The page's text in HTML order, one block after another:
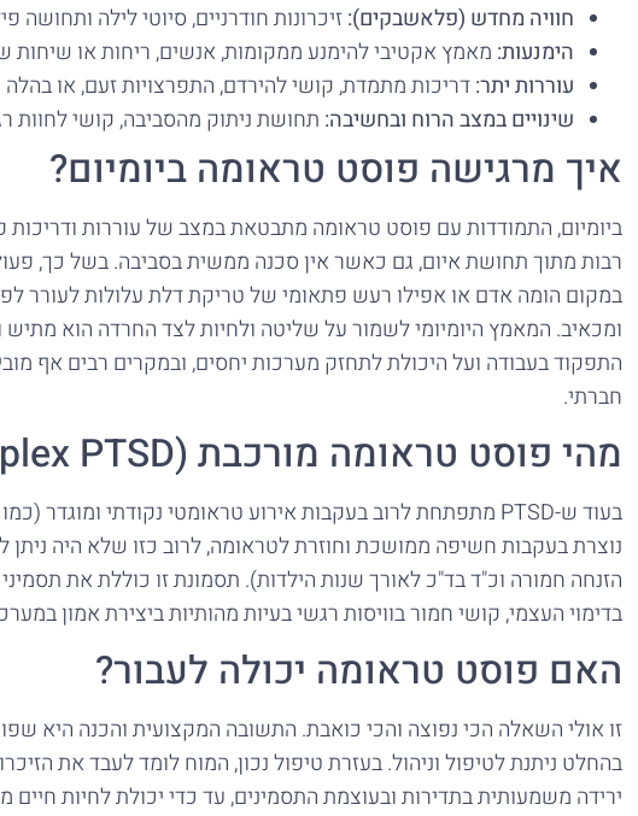
חוויה מחדש (פלאשבקים):זיכרונות חודרניים, סיוטי לילה ותחושה
הימנעות: מאמץ אקטיבי להימנע ממקומות, אנשים, ריחות או שיחות
עוררות יתר:דריכות מתמדת, קושי להירדם, התפרצויות זעם, או
שינויים במצב הרוח ובחשיבה: תחושת ניתוק מהסביבה, קושי לחוות
איך מרגישה פוסט טראומה ביומיום?
ביומיום, התמודדות עם פוסט טראומה מתבטאת במצב של עוררות
רבות מתוך תחושת איום, גם כאשר אין סכנה ממשית בסביבה. בשל כך,
במקום הומה אדם או אפילו רעש פתאומי של טריקת דלת עלולות לעורר
ומכאיב. המאמץ היומיומי לשמור על שליטה ולחיות לצד החרדה הוא
התפקוד בעבודה ועל היכולת לתחזק מערכות יחסים, ובמקרים רבים אף
חברתי.
מהי פוסט טראומה מורכבת (Complex PTSD)?
נוצרת בעקבות חשיפה ממושכת וחוזרת לטראומה, לרוב כזו שלא היה
הזנחה חמורה וכ"ד בד"כ לאורך שנות הילדות). תסמונת זו כוללת את
בדימוי העצמי, קושי חמור בוויסות רגשי בעיות מהותיות ביצירת אמון
האם פוסט טראומה יכולה לעבור?
זו אולי השאלה הכי נפוצה והכי כואבת. התשובה המקצועית והכנה היא
בהחלט ניתנת לטיפול וניהול. בעזרת טיפול נכון, המוח לומד לעבד את
ירידה משמעותית בתדירות ובעוצמת התסמינים, עד כדי יכולת לחיות חיים